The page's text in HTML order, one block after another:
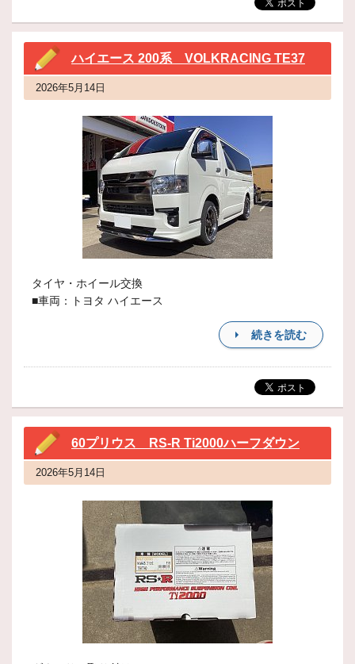
ハイエース 200系 VOLKRACING TE37
2026年5月14日
タイヤ・ホイール交換
■車両：トヨタ ハイエース
続きを読む
60プリウス RS-R Ti2000ハーフダウン
2026年5月14日